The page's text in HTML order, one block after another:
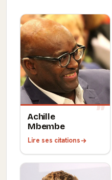
Achille
Mbembe
Lire ses citations